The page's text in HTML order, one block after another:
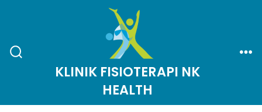
content
KLINIK FISIOTERAPI NK
HEALTH